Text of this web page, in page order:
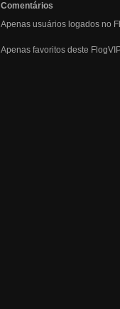
Comentários
Apenas usuários logados no
Apenas favoritos deste